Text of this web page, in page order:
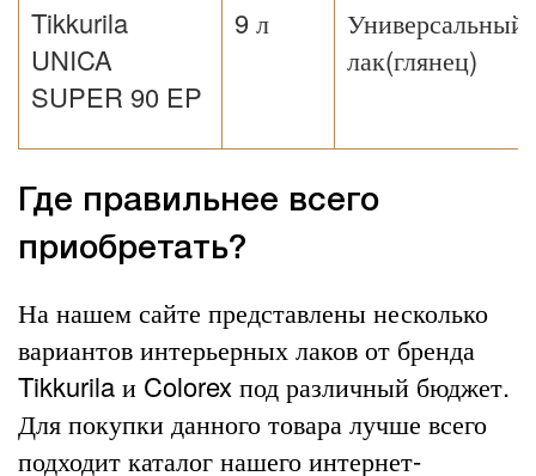
Tikkurila
UNICA
SUPER 90 EP
9 л
Универсальный
лак(глянец)
Где правильнее всего
приобретать?
На нашем сайте представлены несколько
вариантов интерьерных лаков от бренда
Tikkurila и Colorex под различный бюджет.
Для покупки данного товара лучше всего
подходит каталог нашего интернет-